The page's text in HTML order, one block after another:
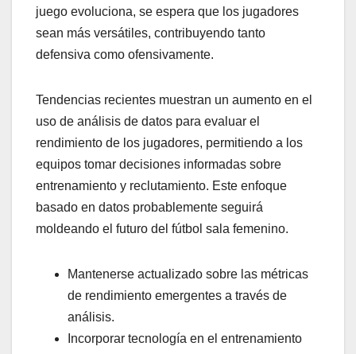
juego evoluciona, se espera que los jugadores
sean más versátiles, contribuyendo tanto
defensiva como ofensivamente.
Tendencias recientes muestran un aumento en el
uso de análisis de datos para evaluar el
rendimiento de los jugadores, permitiendo a los
equipos tomar decisiones informadas sobre
entrenamiento y reclutamiento. Este enfoque
basado en datos probablemente seguirá
moldeando el futuro del fútbol sala femenino.
Mantenerse actualizado sobre las métricas
de rendimiento emergentes a través de
análisis.
Incorporar tecnología en el entrenamiento